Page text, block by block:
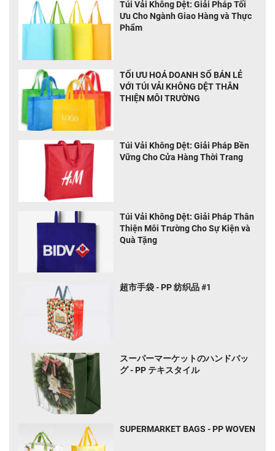
Túi Vải Không Dệt: Giải Pháp Tối
Ưu Cho Ngành Giao Hàng và Thực
Phẩm
TỐI ƯU HOÁ DOANH SỐ BÁN LẺ
VỚI TÚI VẢI KHÔNG DỆT THÂN
THIỆN MÔI TRƯỜNG
Túi Vải Không Dệt: Giải Pháp Bền
Vững Cho Cửa Hàng Thời Trang
Túi Vải Không Dệt: Giải Pháp Thân
Thiện Môi Trường Cho Sự Kiện và
Quà Tặng
超市手袋 - PP 纺织品 #1
スーパーマーケットのハンドバッ
グ - PP テキスタイル
SUPERMARKET BAGS - PP WOVEN